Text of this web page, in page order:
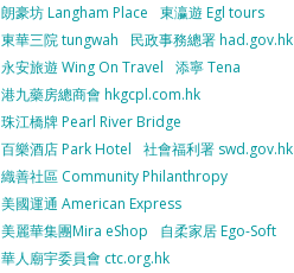
朗豪坊 Langham Place
東瀛遊 Egl tours
東華三院 tungwah
民政事務總署 had.gov.hk
永安旅遊 Wing On Travel
添寧 Tena
港九藥房總商會 hkgcpl.com.hk
珠江橋牌 Pearl River Bridge
百樂酒店 Park Hotel
社會福利署 swd.gov.hk
織善社區 Community Philanthropy
美國運通 American Express
美麗華集團Mira eShop
自柔家居 Ego-Soft
華人廟宇委員會 ctc.org.hk